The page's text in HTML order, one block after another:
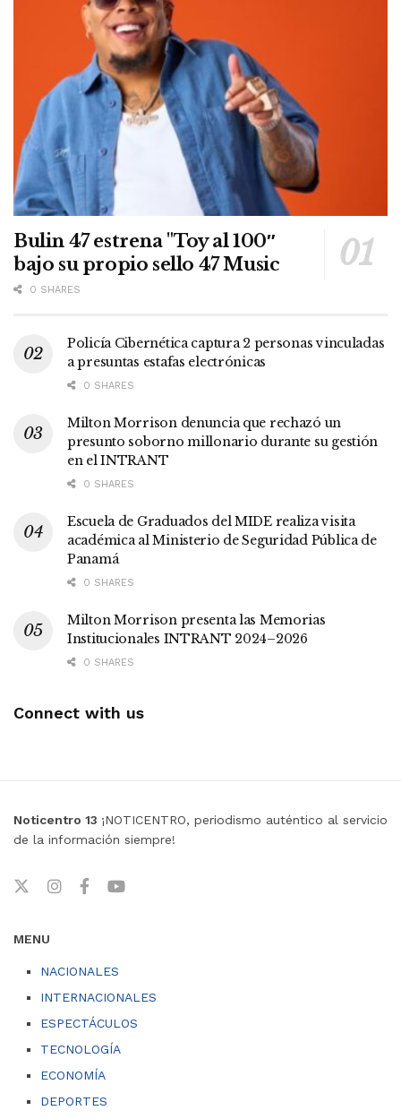
Bulin 47 estrena "Toy al 100″
bajo su propio sello 47 Music
0 SHARES
Policía Cibernética captura 2 personas vinculadas
a presuntas estafas electrónicas
0 SHARES
Milton Morrison denuncia que rechazó un
presunto soborno millonario durante su gestión
en el INTRANT
0 SHARES
Escuela de Graduados del MIDE realiza visita
académica al Ministerio de Seguridad Pública de
Panamá
0 SHARES
Milton Morrison presenta las Memorias
Institucionales INTRANT 2024–2026
0 SHARES
Connect with us
Noticentro 13 ¡NOTICENTRO, periodismo auténtico al servicio
de la información siempre!
MENU
NACIONALES
INTERNACIONALES
ESPECTÁCULOS
TECNOLOGÍA
ECONOMÍA
DEPORTES